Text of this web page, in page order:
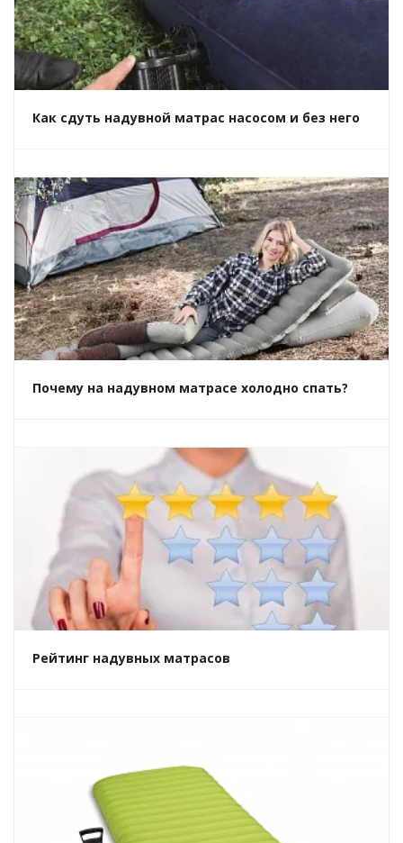
Как сдуть надувной матрас насосом и без него
Почему на надувном матрасе холодно спать?
Рейтинг надувных матрасов